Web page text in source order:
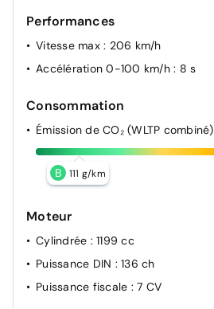
Performances
Vitesse max : 206 km/h
Accélération 0-100 km/h : 8 s
Consommation
Émission de CO₂ (WLTP combiné)
B 111 g/km
Moteur
Cylindrée : 1199 cc
Puissance DIN : 136 ch
Puissance fiscale : 7 CV